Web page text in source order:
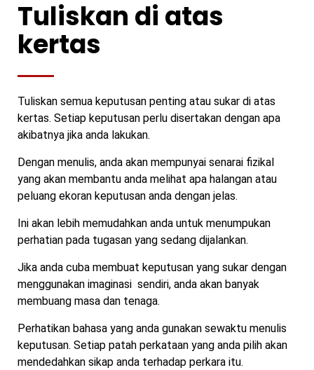
Tuliskan di atas
kertas
Tuliskan semua keputusan penting atau sukar di atas
kertas. Setiap keputusan perlu disertakan dengan apa
akibatnya jika anda lakukan.
Dengan menulis, anda akan mempunyai senarai fizikal
yang akan membantu anda melihat apa halangan atau
peluang ekoran keputusan anda dengan jelas.
Ini akan lebih memudahkan anda untuk menumpukan
perhatian pada tugasan yang sedang dijalankan.
Jika anda cuba membuat keputusan yang sukar dengan
menggunakan imaginasi sendiri, anda akan banyak
membuang masa dan tenaga.
Perhatikan bahasa yang anda gunakan sewaktu menulis
keputusan. Setiap patah perkataan yang anda pilih akan
mendedahkan sikap anda terhadap perkara itu.